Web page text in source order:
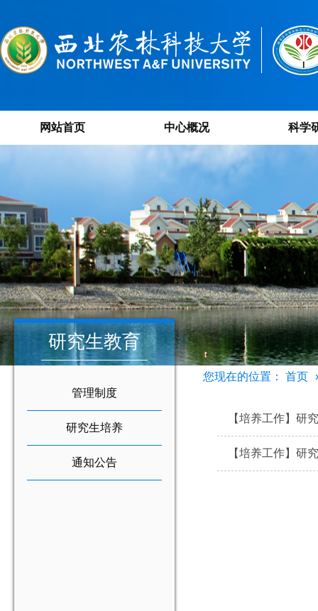
网站首页 中心概况 科学
研究生教育
管理制度
研究生培养
通知公告
您现在的位置： 首页
【培养工作】研
【培养工作】研